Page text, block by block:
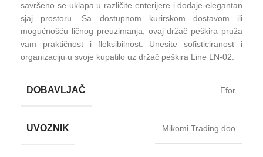
savršeno se uklapa u različite enterijere i dodaje elegantan
sjaj prostoru. Sa dostupnom kurirskom dostavom ili
mogućnošću ličnog preuzimanja, ovaj držač peškira pruža
vam praktičnost i fleksibilnost. Unesite sofisticiranost i
organizaciju u svoje kupatilo uz držač peškira Line LN-02.
DOBAVLJAČ Efor
UVOZNIK Mikomi Trading doo